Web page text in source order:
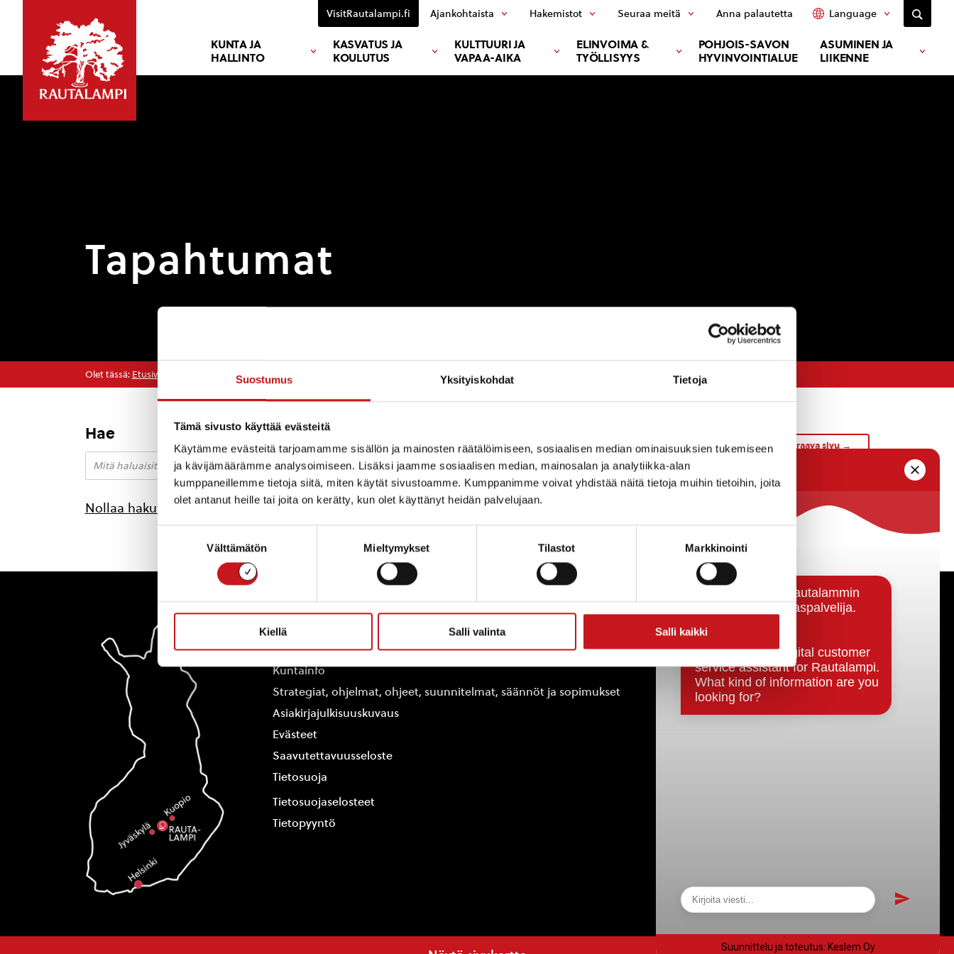
Suostumus Yksityiskohdat Tietoja
Tämä sivusto käyttää evästeitä
Käytämme evästeitä tarjoamamme sisällön ja mainosten räätälöimiseen, sosiaalisen median ominaisuuksien tukemiseen
ja kävijämäärämme analysoimiseen. Lisäksi jaamme sosiaalisen median, mainosalan ja analytiikka-alan
kumppaneillemme tietoja siitä, miten käytät sivustoamme. Kumppanimme voivat yhdistää näitä tietoja muihin tietoihin, joita
olet antanut heille tai joita on kerätty, kun olet käyttänyt heidän palvelujaan.
Välttämätön Mieltymykset Tilastot Markkinointi
Kiellä Salli valinta Salli kaikki
KUNTA JA
HALLINTO
KASVATUS JA
KOULUTUS
KULTTUURI JA
VAPAA-AIKA
ELINVOIMA &
TYÖLLISYYS
POHJOIS-SAVON
HYVINVOINTIALUE
ASUMINEN JA
LIIKENNE
VisitRautalampi.fi Ajankohtaista Hakemistot Seuraa meitä Anna palautetta Language
Tapahtumat
Olet tässä: Etusivu kesätapahtuma
Hae
Nollaa hakutulokset
1 2 3 … 7 Seuraava sivu →
Yhteystiedot
Kuntainfo
Strategiat, ohjelmat, ohjeet, suunnitelmat, säännöt ja sopimukset
Asiakirjajulkisuuskuvaus
Evästeet
Saavutettavuusseloste
Tietosuoja
Tietosuojaselosteet
Tietopyyntö
Päätökset, esityslistat & pöytäkirjat
Hallinto
Kunnanhallitus
Kunnanvaltuusto